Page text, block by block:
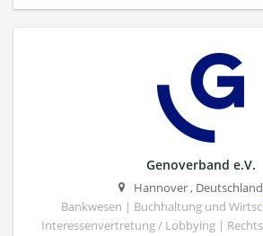
Genoverband e.V.
Hannover, Deutschland
Bankwesen | Buchhaltung und
Interessenvertretung / Lobbying |